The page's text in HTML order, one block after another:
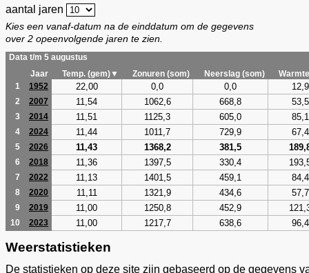
aantal jaren
Kies een vanaf-datum na de einddatum om de gegevens
over 2 opeenvolgende jaren te zien.
Data t/m 5 augustus
Jaar
Temp. (gem)▼ Zonuren (som) Neerslag (som)
1
1952 22,00 0,0 0,0 12,9
2 2007 11,54 1062,6 668,8 53,5
3 2014 11,51 1125,3 605,0 85,1
4 2024 11,44 1011,7 729,9 67,4
5 2026 11,43 1368,2 381,5
6 2018 11,36 1397,5 330,4
7 2022 11,13 1401,5 459,1 84,4
8 2020 11,11 1321,9 434,6 57,7
9 2019 11,00 1250,8 452,9
10 2023 11,00 1217,7 638,6 96,4
Weerstatistieken
De statistieken op deze site zijn gebaseerd op de gegevens